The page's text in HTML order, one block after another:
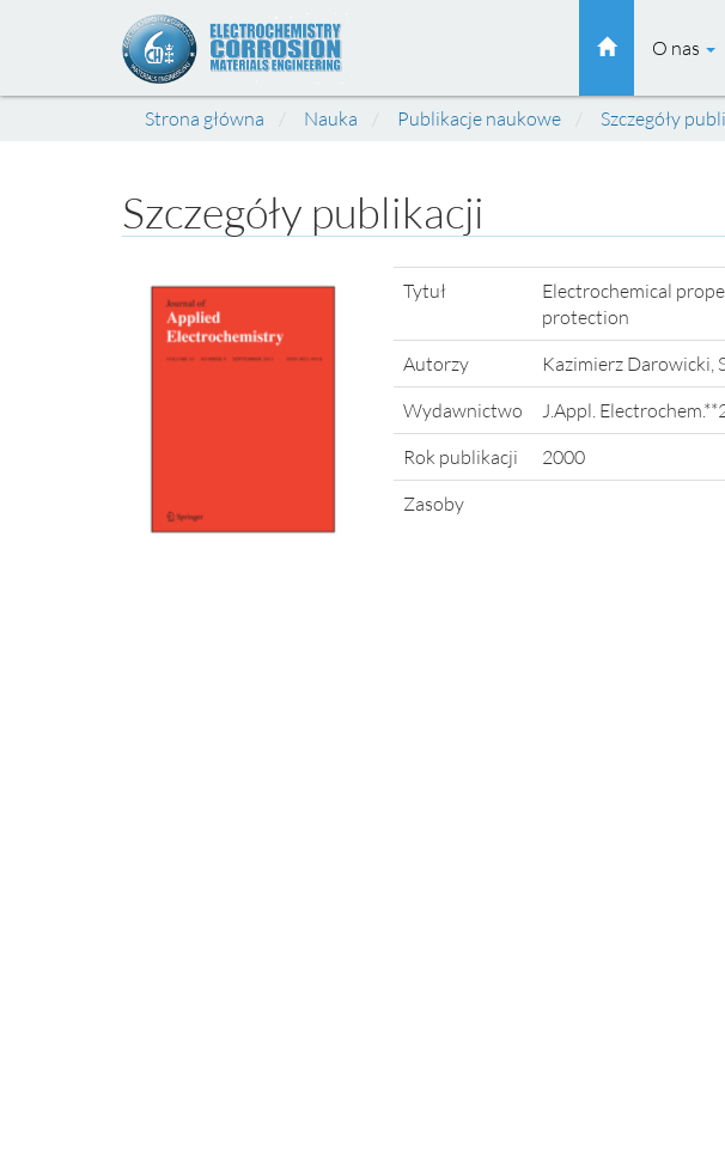
O nas
Strona główna Nauka Publikacje naukowe Szczegóły
Szczegóły publikacji
Tytuł
Electrochemical
protection
Autorzy
Kazimierz Darowicki,
Wydawnictwo
J.Appl.
Rok publikacji
2000
Zasoby